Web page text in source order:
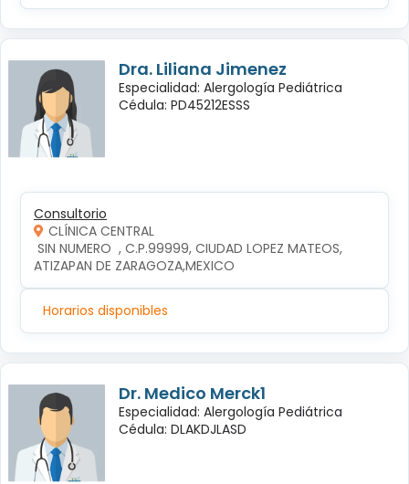
Dra. Liliana Jimenez
Especialidad: Alergología Pediátrica
Cédula: PD45212ESSS
Consultorio
CLÍNICA CENTRAL
ATIZAPAN DE ZARAGOZA,MEXICO
Horarios disponibles
Dr. Medico Merck1
Especialidad: Alergología Pediátrica
Cédula: DLAKDJLASD